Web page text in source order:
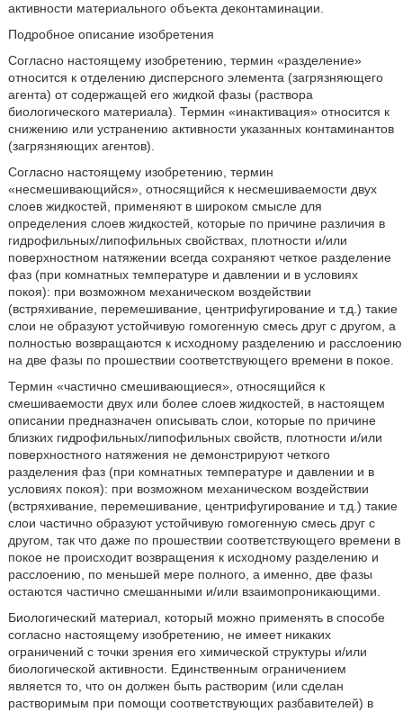
активности материального объекта деконтаминации.
Подробное описание изобретения
Согласно настоящему изобретению, термин «разделение»
относится к отделению дисперсного элемента (загрязняющего
агента) от содержащей его жидкой фазы (раствора
биологического материала). Термин «инактивация» относится к
снижению или устранению активности указанных контаминантов
(загрязняющих агентов).
Согласно настоящему изобретению, термин
«несмешивающийся», относящийся к несмешиваемости двух
слоев жидкостей, применяют в широком смысле для
определения слоев жидкостей, которые по причине различия в
гидрофильных/липофильных свойствах, плотности и/или
поверхностном натяжении всегда сохраняют четкое разделение
фаз (при комнатных температуре и давлении и в условиях
покоя): при возможном механическом воздействии
(встряхивание, перемешивание, центрифугирование и т.д.) такие
слои не образуют устойчивую гомогенную смесь друг с другом, а
полностью возвращаются к исходному разделению и расслоению
на две фазы по прошествии соответствующего времени в покое.
Термин «частично смешивающиеся», относящийся к
смешиваемости двух или более слоев жидкостей, в настоящем
описании предназначен описывать слои, которые по причине
близких гидрофильных/липофильных свойств, плотности и/или
поверхностного натяжения не демонстрируют четкого
разделения фаз (при комнатных температуре и давлении и в
условиях покоя): при возможном механическом воздействии
(встряхивание, перемешивание, центрифугирование и т.д.) такие
слои частично образуют устойчивую гомогенную смесь друг с
другом, так что даже по прошествии соответствующего времени в
покое не происходит возвращения к исходному разделению и
расслоению, по меньшей мере полного, а именно, две фазы
остаются частично смешанными и/или взаимопроникающими.
Биологический материал, который можно применять в способе
согласно настоящему изобретению, не имеет никаких
ограничений с точки зрения его химической структуры и/или
биологической активности. Единственным ограничением
является то, что он должен быть растворим (или сделан
растворимым при помощи соответствующих разбавителей) в